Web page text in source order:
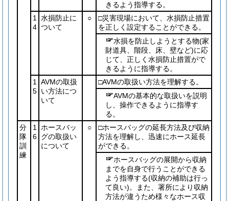
きるよう指導する。
1
4
水損防止に
ついて
○
□災害現場において、水損防止措置
を正しく設定することができる。
水損を防止しようとする物(家
財道具、階段、床、壁など)に応
じて、正しく水損防止措置がで
きるように指導する。
1
5
AVMの取扱
い方法につ
いて
□AVMの取扱い方法を理解する。
AVMの基本的な取扱いを説明
し、操作できるように指導す
る。
分
隊
訓
練
1
6
ホースバッ
グの取扱い
について
○
□ホースバッグの延長方法及び収納
方法を理解し、迅速にホース延長
ができる。
ホースバッグの展開から収納
までを自身で行うことができる
よう指導する(収納の補助は行っ
て良い)。また、署所により収納
方法が違うため様々なホース収